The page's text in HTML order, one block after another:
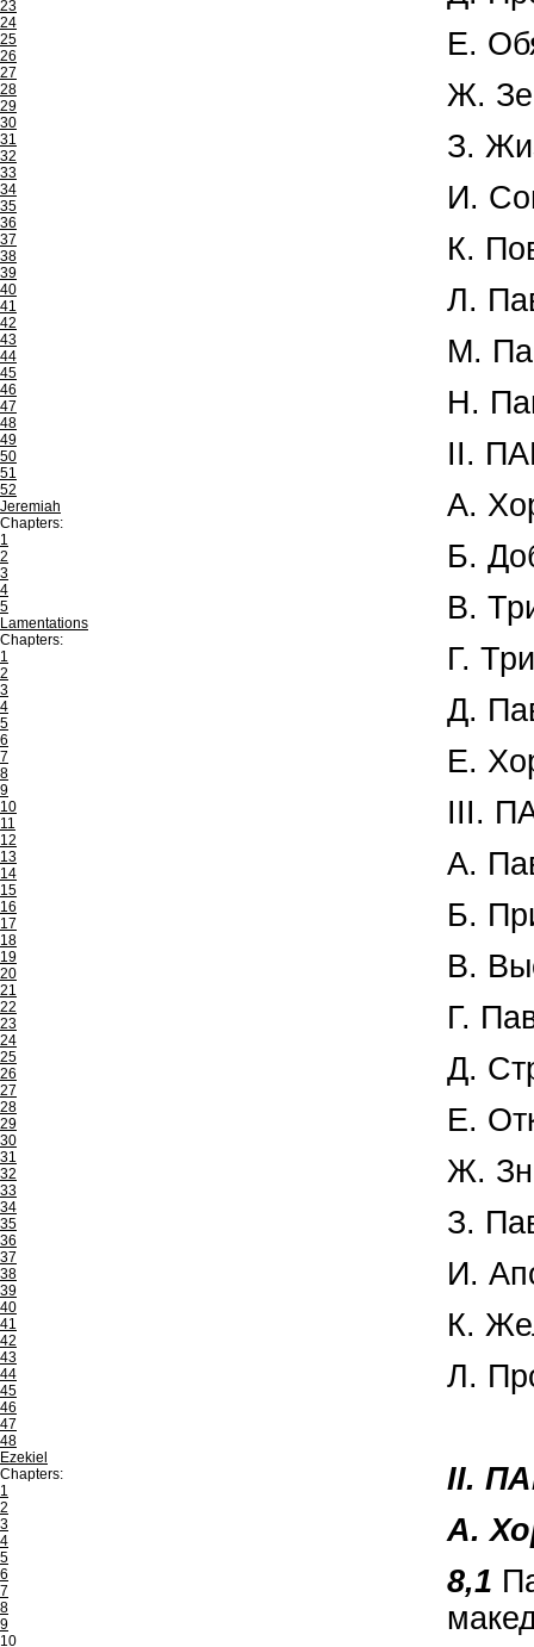
23
24
25
26
27
28
29
30
31
32
33
34
35
36
37
38
39
40
41
42
43
44
45
46
47
48
49
50
51
52
Jeremiah
Chapters:
1
2
3
4
5
Lamentations
Chapters:
1
2
3
4
5
6
7
8
9
10
11
12
13
14
15
16
17
18
19
20
21
22
23
24
25
26
27
28
29
30
31
32
33
34
35
36
37
38
39
40
41
42
43
44
45
46
47
48
Ezekiel
Chapters:
1
2
3
4
5
6
7
8
9
10
Е.
Ж.
З.
И.
К.
Л.
М.
Н.
II.
А.
Б.
В.
Г.
Д.
Е.
III.
А.
Б.
В.
Г.
Д.
Е.
Ж.
З.
И.
К.
Л.
II.
А.
8,1